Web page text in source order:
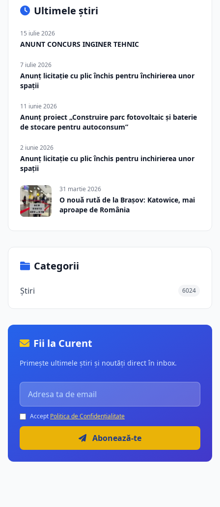
Ultimele știri
15 iulie 2026
ANUNT CONCURS INGINER TEHNIC
7 iulie 2026
Anunț licitație cu plic închis pentru închirierea unor
spații
11 iunie 2026
Anunț proiect „Construire parc fotovoltaic și baterie
de stocare pentru autoconsum”
2 iunie 2026
Anunț licitație cu plic închis pentru inchirierea unor
spații
31 martie 2026
O nouă rută de la Brașov: Katowice, mai
aproape de România
Categorii
Știri 6024
Fii la Curent
Primește ultimele știri și noutăți direct în inbox.
Accept Politica de Confidențialitate
Abonează-te